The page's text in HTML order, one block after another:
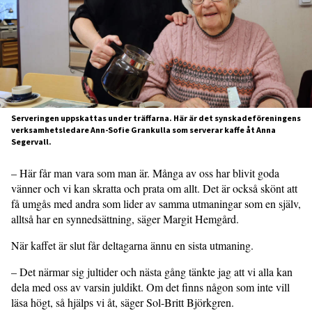
Serveringen uppskattas under träffarna. Här är det synskadeföreningens
verksamhetsledare Ann-Sofie Grankulla som serverar kaffe åt Anna
Segervall.
– Här får man vara som man är. Många av oss har blivit goda
vänner och vi kan skratta och prata om allt. Det är också skönt att
få umgås med andra som lider av samma utmaningar som en själv,
alltså har en synnedsättning, säger Margit Hemgård.
När kaffet är slut får deltagarna ännu en sista utmaning.
– Det närmar sig jultider och nästa gång tänkte jag att vi alla kan
dela med oss av varsin juldikt. Om det finns någon som inte vill
läsa högt, så hjälps vi åt, säger Sol-Britt Björkgren.